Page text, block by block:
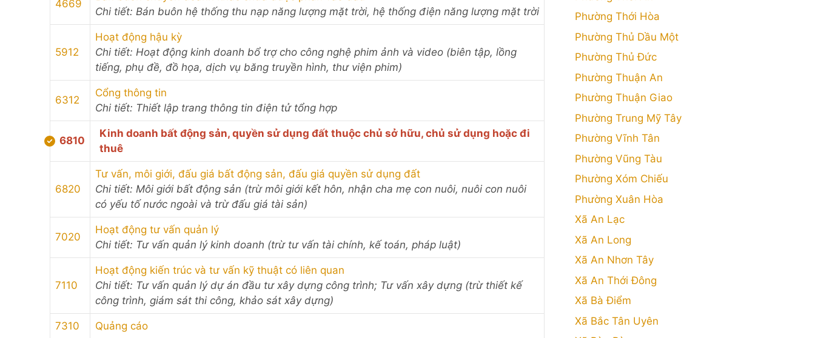
4669
Chi tiết: Bán buôn hệ thống thu nạp năng lượng mặt trời, hệ thống điện năng lượng mặt trời
5912
Hoạt động hậu kỳ
Chi tiết: Hoạt động kinh doanh bổ trợ cho công nghệ phim ảnh và video (biên tập, lồng
tiếng, phụ đề, đồ họa, dịch vụ băng truyền hình, thư viện phim)
6312
Cổng thông tin
Chi tiết: Thiết lập trang thông tin điện tử tổng hợp
6810
Kinh doanh bất động sản, quyền sử dụng đất thuộc chủ sở hữu, chủ sử dụng hoặc đi
thuê
6820
Tư vấn, môi giới, đấu giá bất động sản, đấu giá quyền sử dụng đất
Chi tiết: Môi giới bất động sản (trừ môi giới kết hôn, nhận cha mẹ con nuôi, nuôi con nuôi
có yếu tố nước ngoài và trừ đấu giá tài sản)
7020
Hoạt động tư vấn quản lý
Chi tiết: Tư vấn quản lý kinh doanh (trừ tư vấn tài chính, kế toán, pháp luật)
7110
Hoạt động kiến trúc và tư vấn kỹ thuật có liên quan
Chi tiết: Tư vấn quản lý dự án đầu tư xây dựng công trình; Tư vấn xây dựng (trừ thiết kế
công trình, giám sát thi công, khảo sát xây dựng)
7310 Quảng cáo
Phường Thới Hòa
Phường Thủ Dầu Một
Phường Thủ Đức
Phường Thuận An
Phường Thuận Giao
Phường Trung Mỹ Tây
Phường Vĩnh Tân
Phường Vũng Tàu
Phường Xóm Chiếu
Phường Xuân Hòa
Xã An Lạc
Xã An Long
Xã An Nhơn Tây
Xã An Thới Đông
Xã Bà Điểm
Xã Bắc Tân Uyên